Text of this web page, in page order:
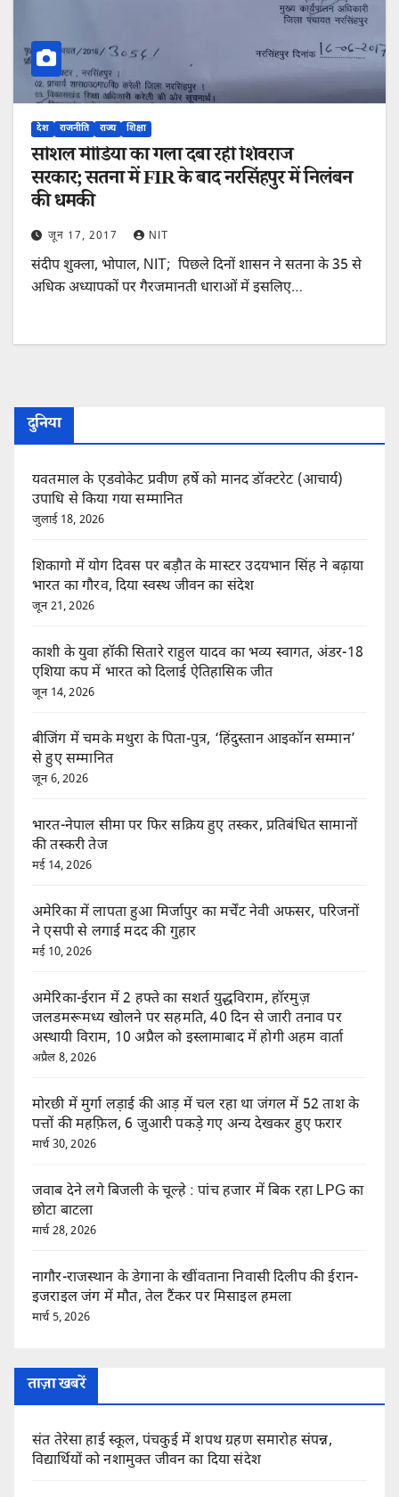
देश राजनीति राज्य शिक्षा
सोशल मीडिया का गला दबा रही शिवराज
सरकार; सतना में FIR के बाद नरसिंहपुर में निलंबन
की धमकी
जून 17, 2017 NIT
संदीप शुक्ला, भोपाल, NIT; ​ पिछले दिनों शासन ने सतना के 35 से
अधिक अध्यापकों पर गैरजमानती धाराओं में इसलिए…
दुनिया
यवतमाल के एडवोकेट प्रवीण हर्षे को मानद डॉक्टरेट (आचार्य)
उपाधि से किया गया सम्मानित
जुलाई 18, 2026
शिकागो में योग दिवस पर बड़ौत के मास्टर उदयभान सिंह ने बढ़ाया
भारत का गौरव, दिया स्वस्थ जीवन का संदेश
जून 21, 2026
काशी के युवा हॉकी सितारे राहुल यादव का भव्य स्वागत, अंडर-18
एशिया कप में भारत को दिलाई ऐतिहासिक जीत
जून 14, 2026
बीजिंग में चमके मथुरा के पिता-पुत्र, ‘हिंदुस्तान आइकॉन सम्मान’
से हुए सम्मानित
जून 6, 2026
भारत-नेपाल सीमा पर फिर सक्रिय हुए तस्कर, प्रतिबंधित सामानों
की तस्करी तेज
मई 14, 2026
अमेरिका में लापता हुआ मिर्जापुर का मर्चेंट नेवी अफसर, परिजनों
ने एसपी से लगाई मदद की गुहार
मई 10, 2026
अमेरिका-ईरान में 2 हफ्ते का सशर्त युद्धविराम, हॉरमुज़
जलडमरूमध्य खोलने पर सहमति, 40 दिन से जारी तनाव पर
अस्थायी विराम, 10 अप्रैल को इस्लामाबाद में होगी अहम वार्ता
अप्रैल 8, 2026
मोरछी में मुर्गा लड़ाई की आड़ में चल रहा था जंगल में 52 ताश के
पत्तों की महफ़िल, 6 जुआरी पकड़े गए अन्य देखकर हुए फरार
मार्च 30, 2026
जवाब देने लगे बिजली के चूल्हे : पांच हजार में बिक रहा LPG का
छोटा बाटला
मार्च 28, 2026
नागौर-राजस्थान के डेगाना के खींवताना निवासी दिलीप की ईरान-
इजराइल जंग में मौत, तेल टैंकर पर मिसाइल हमला
मार्च 5, 2026
ताज़ा खबरें
संत तेरेसा हाई स्कूल, पंचकुई में शपथ ग्रहण समारोह संपन्न,
विद्यार्थियों को नशामुक्त जीवन का दिया संदेश